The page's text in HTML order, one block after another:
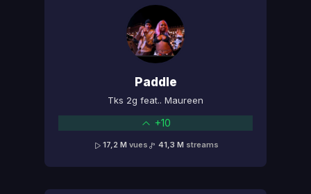
Paddle
Tks 2g feat.. Maureen
+10
17,2 M vues 41,3 M streams